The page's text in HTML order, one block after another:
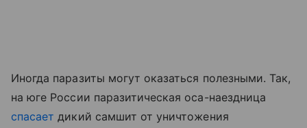
Иногда паразиты могут оказаться полезными. Так,
на юге России паразитическая оса-наездница
спасает дикий самшит от уничтожения